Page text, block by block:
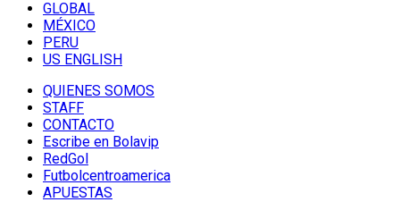
GLOBAL
MÉXICO
PERU
US ENGLISH
QUIENES SOMOS
STAFF
CONTACTO
Escribe en Bolavip
RedGol
Futbolcentroamerica
APUESTAS